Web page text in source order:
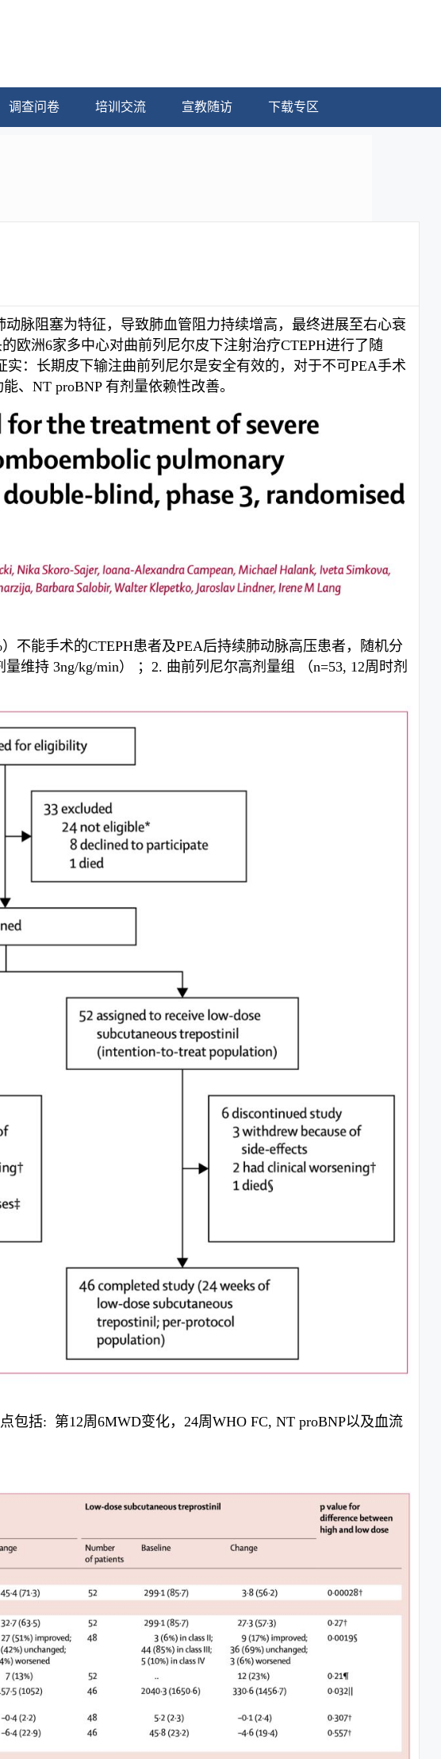
调查问卷 培训交流 宣教随访 下载专区
动脉阻塞为特征，导致肺血管阻力持续增高，最终进展至右心衰
欧洲6家多中心对曲前列尼尔皮下注射治疗CTEPH进行了随
：长期皮下输注曲前列尼尔是安全有效的，对于不可PEA手术
、NT proBNP 有剂量依赖性改善。
不能手术的CTEPH患者及PEA后持续肺动脉高压患者，随机分
维持 3ng/kg/min） ；2. 曲前列尼尔高剂量组 （n=53, 12周时剂
包括: 第12周6MWD变化，24周WHO FC, NT proBNP以及血流